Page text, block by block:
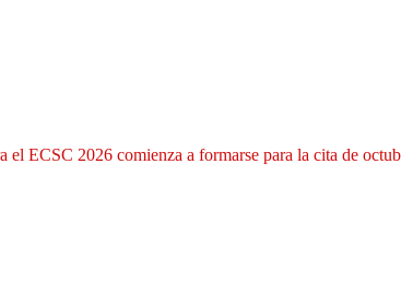
el ECSC 2026 comienza a formarse para la cita de